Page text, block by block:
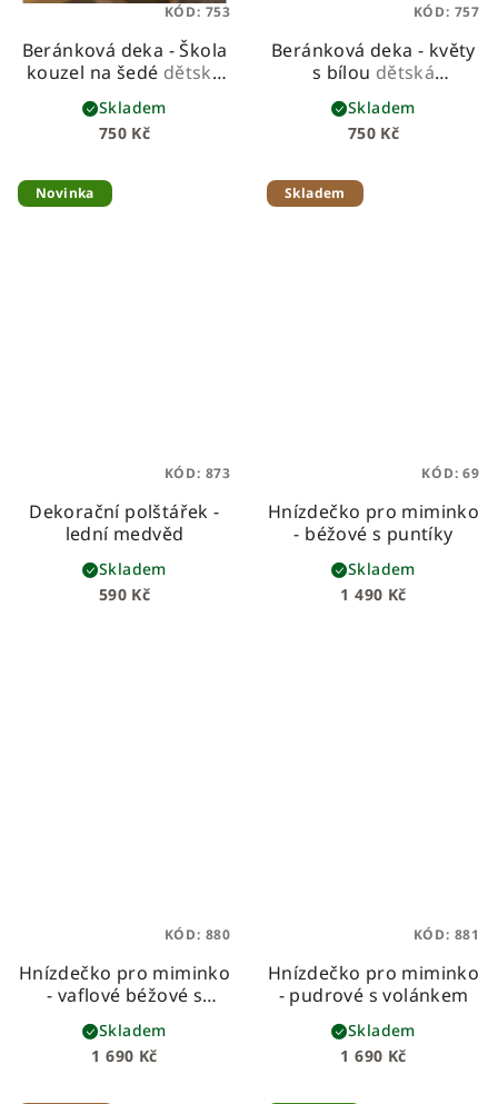
Beránková deka - Škola
kouzel na šedé dětská
beránková deka z
prémiové bavlny a
hebkého beránka
750 Kč
Skladem
KÓD: 753
Beránková deka - květy
s bílou dětská
beránková deka z
prémiové bavlny a
hebkého beránka
750 Kč
Skladem
KÓD: 757
Novinka
Dekorační polštářek -
lední medvěd
590 Kč
Skladem
KÓD: 873
Skladem
Hnízdečko pro miminko
- béžové s puntíky
1 490 Kč
Skladem
KÓD:69
Hnízdečko pro miminko
- vaflové béžové s
volánkem
1 690 Kč
Skladem
KÓD: 880
Hnízdečko pro miminko
- pudrové s volánkem
1 690 Kč
Skladem
KÓD: 881